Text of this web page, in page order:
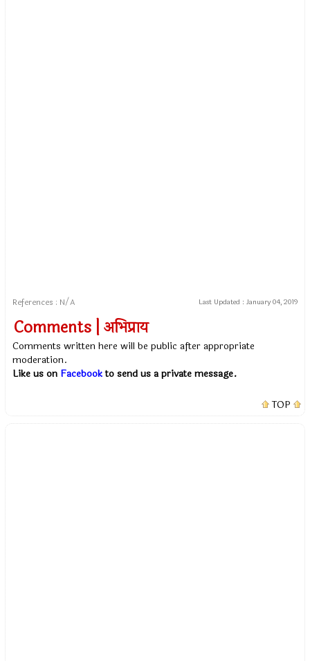
References : N/A Last Updated : January 04, 2019
Comments | अभिप्राय
Comments written here will be public after appropriate
moderation.
Like us on Facebookto send us a private message.
TOP